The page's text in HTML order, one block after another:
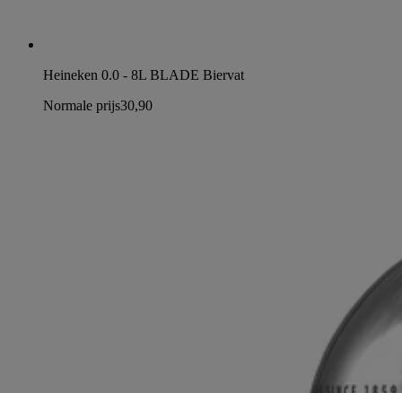
Heineken 0.0 - 8L BLADE Biervat
Normale prijs30,90